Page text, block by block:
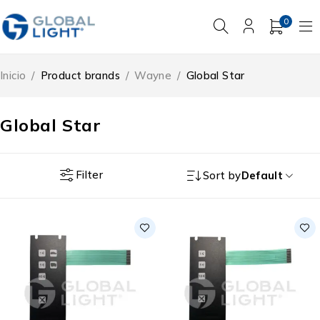
0
Global Star
Inicio / Product brands / Wayne / Global Star
Filter Sort byDefault